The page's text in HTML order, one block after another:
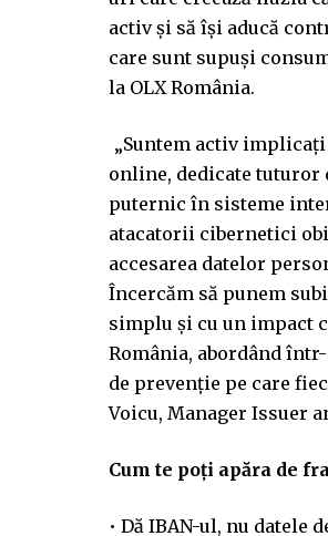
activ și să își aducă
care sunt supuși
la OLX România.
„Suntem activ
online, dedicate
puternic în sisteme
atacatorii cibernetici
accesarea datelor
Încercăm să punem
simplu și cu un impact
România, abordând
de prevenție pe care
Voicu, Manager Issuer
Cum te poți apăra de
• Dă IBAN-ul, nu datele